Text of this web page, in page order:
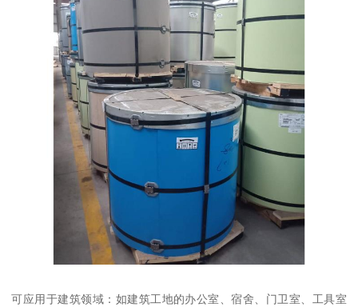
可应用于建筑领域：如建筑工地的办公室、宿舍、门卫室、工具室